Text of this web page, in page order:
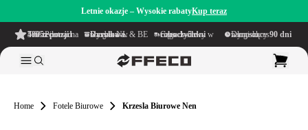
Letnie okazje – Wysokie rabatyKup teraz
4.6/5
z ponad 500 recenzji
na TrustPilot Darmowa wysyłka
w obrębie NL & BE Czas dostawy w ciągu
1–5 dni roboczych Długi okres namysłu wynoszący90 dni
Home Fotele Biurowe Krzesla Biurowe Nen